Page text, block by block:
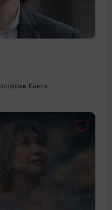
Канта